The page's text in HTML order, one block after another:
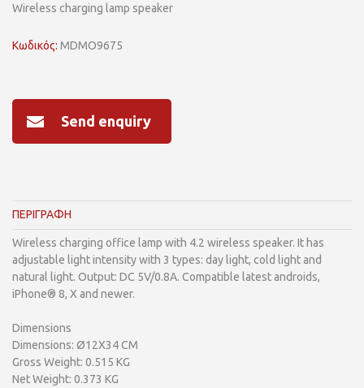
Wireless charging lamp speaker
Κωδικός: MDMO9675
Send enquiry
ΠΕΡΙΓΡΑΦΗ
Wireless charging office lamp with 4.2 wireless speaker. It has
adjustable light intensity with 3 types: day light, cold light and
natural light. Output: DC 5V/0.8A. Compatible latest androids,
iPhone® 8, X and newer.
Dimensions
Dimensions: Ø12X34 CM
Gross Weight: 0.515 KG
Net Weight: 0.373 KG